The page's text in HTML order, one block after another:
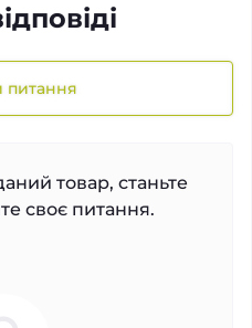
питання
товар, станьте
своє питання.